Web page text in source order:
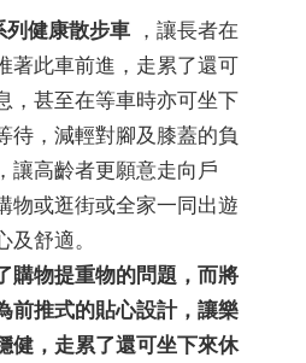
健康散步車 ，讓長者在
著此車前進，走累了還可
，甚至在等車時亦可坐下
待，減輕對腳及膝蓋的負
讓高齡者更願意走向戶
物或逛街或全家一同出遊
舒適。
購物提重物的問題，而將
前推式的貼心設計，讓樂
健，走累了還可坐下來休